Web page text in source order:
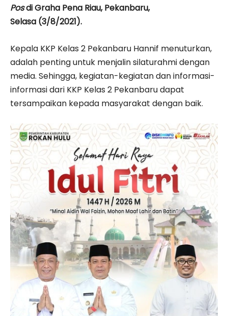
Posdi Graha Pena Riau, Pekanbaru,
Selasa (3/8/2021).
Kepala KKP Kelas 2 Pekanbaru Hannif menuturkan,
adalah penting untuk menjalin silaturahmi dengan
media. Sehingga, kegiatan-kegiatan dan informasi-
informasi dari KKP Kelas 2 Pekanbaru dapat
tersampaikan kepada masyarakat dengan baik.